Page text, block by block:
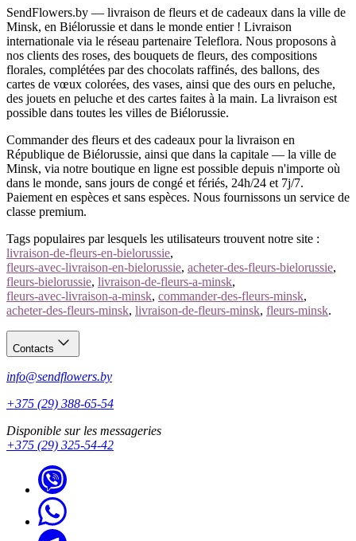
Livraison corporate à Minsk et en Biélorussie
Commandez les cadeaux d’affaires en ligne ou par téléphone —
livraison aux bureaux pile pour l’événement. Tous les moyens de
paiement, de la carte à ERIP, sont disponibles à la commande.
Un doute sur le choix ?Appelez— planifions vos vœux
d’affaires.
SendFlowers.by — livraison de fleurs et de cadeaux dans la ville de
Minsk, en Biélorussie et dans le monde entier ! Livraison
internationale via le réseau partenaire Teleflora. Nous proposons à
nos clients des roses, des bouquets de fleurs, des compositions
florales, complétées par des chocolats raffinés, des ballons, des
cartes de vœux colorées, des vases, ainsi que des ours en peluche,
des jouets en peluche et des cartes faites à la main. La livraison est
possible dans toutes les villes de Biélorussie.
Commander des fleurs et des cadeaux pour la livraison en
République de Biélorussie, ainsi que dans la capitale — la ville de
Minsk, via notre boutique en ligne est possible depuis n'importe où
dans le monde, sans jours de congé et fériés, 24h/24 et 7j/7.
Paiement en espèces et sans espèces. Nous fournissons un service de
classe premium.
Tags populaires par lesquels les utilisateurs trouvent notre site :
livraison-de-fleurs-en-bielorussie,
fleurs-avec-livraison-en-bielorussie, acheter-des-fleurs-bielorussie,
fleurs-bielorussie, livraison-de-fleurs-a-minsk,
fleurs-avec-livraison-a-minsk, commander-des-fleurs-minsk,
acheter-des-fleurs-minsk, livraison-de-fleurs-minsk, fleurs-minsk.
Contacts
info@sendflowers.by
+375 (29) 388-65-54
Disponible sur les messageries
+375 (29) 325-54-42